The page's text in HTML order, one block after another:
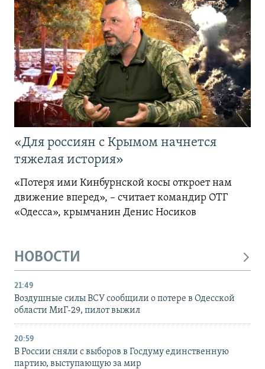
«Для россиян с Крымом начнется
тяжелая история»
«Потеря ими Кинбурнской косы откроет нам
движение вперед», – считает командир ОТГ
«Одесса», крымчанин Денис Носиков
НОВОСТИ
21:49
Воздушные силы ВСУ сообщили о потере в Одесской
области МиГ-29, пилот выжил
20:59
В России сняли с выборов в Госдуму единственную
партию, выступающую за мир